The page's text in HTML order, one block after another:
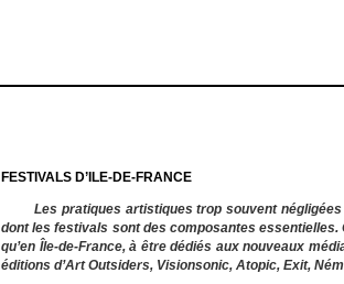
FESTIVALS D’ILE-DE-FRANCE
Les pratiques artistiques trop souvent
dont les festivals sont des composantes essentielles.
qu’en Île-de-France, à être dédiés aux nouveaux
éditions d’Art Outsiders, Visionsonic, Atopic, Exit,